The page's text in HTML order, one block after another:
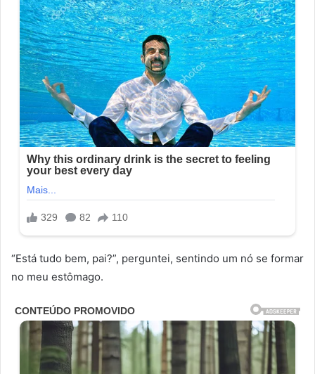
“Está tudo bem, pai?”, perguntei, sentindo um nó se formar
no meu estômago.